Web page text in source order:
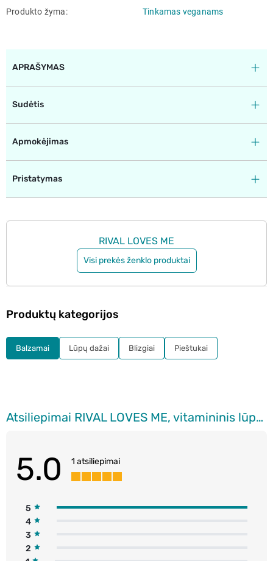
Produkto žyma Tinkamas veganams
APRAŠYMAS
Sudėtis
Apmokėjimas
Pristatymas
RIVAL LOVES ME
Visi prekės ženklo produktai
Atsiliepimai RIVAL LOVES ME, vitamininis lūpų aliejus, 1 vnt.
5.0 1 atsiliepimai
5
4
3
2
Produktų kategorijos
Balzamai Lūpų dažai Blizgiai Pieštukai